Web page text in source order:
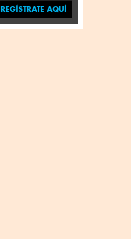
REGÍSTRATE AQUÍ